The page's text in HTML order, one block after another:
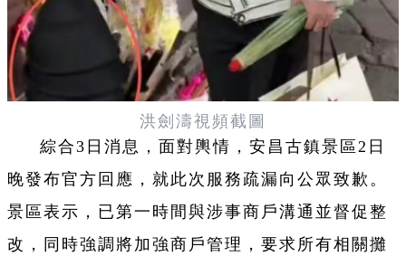
洪劍濤視頻截圖
綜合3日消息，面對輿情，安昌古鎮景區2日
晚發布官方回應，就此次服務疏漏向公眾致歉。
景區表示，已第一時間與涉事商戶溝通並督促整
改，同時強調將加強商戶管理，要求所有相關攤